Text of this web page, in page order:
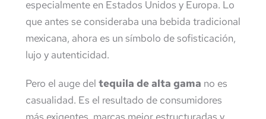
especialmente en Estados Unidos y Europa. Lo
que antes se consideraba una bebida tradicional
mexicana, ahora es un símbolo de sofisticación,
lujo y autenticidad.
Pero el auge del tequila de alta gama no es
casualidad. Es el resultado de consumidores
más exigentes, marcas mejor estructuradas y